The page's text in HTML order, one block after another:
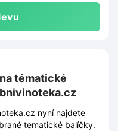
tématické
nyní najdete
tematické balíčky.